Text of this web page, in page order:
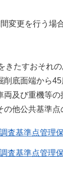
更を行う場
きたすおそれ
底面端から45
及び重機等の
他公共基準点
査基準点管理
査基準点管理